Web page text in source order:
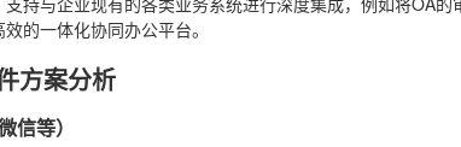
的一体化协同办公平台。
方案分析
信等）